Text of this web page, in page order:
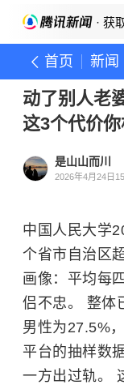
· 获
首页 新闻
动了别人老
这3个代价你
是山山而川
2026年4月24日
中国人民大学
个省市自治区
画像：平均每
侣不忠。 整体
男性为27.5%
平台的抽样数
一方出过轨。